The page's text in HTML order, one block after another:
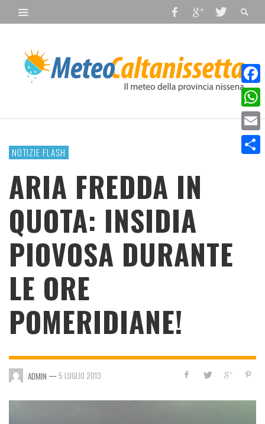
NOTIZIE FLASH
ARIA FREDDA IN
QUOTA: INSIDIA
PIOVOSA DURANTE
LE ORE
POMERIDIANE!
ADMIN — 5 LUGLIO 2013
Email